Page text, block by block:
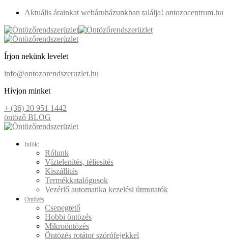
Aktuális árainkat webáruházunkban találja! ontozocentrum.hu
Írjon nekünk levelet
info@ontozorendszeruzlet.hu
Hívjon minket
+ (36) 20 951 1442
öntöző BLOG
Infók:
Rólunk
Víztelenítés, téliesítés
Kiszállítás
Termékkatalógusok
Vezérlő automatika kezelési útmutatók
Öntözés
Csepegtető
Hobbi öntözés
Mikroöntözés
Öntözés rotátor szórófejekkel